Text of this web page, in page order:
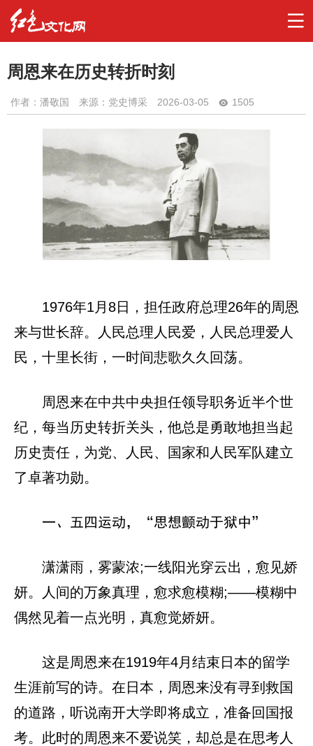
周恩来在历史转折时刻
作者： 潘敬国 来源：党史博采 2026-03-05 1505
1976年1月8日，担任政府总理26年的周恩
来与世长辞。人民总理人民爱，人民总理爱人
民，十里长街，一时间悲歌久久回荡。
周恩来在中共中央担任领导职务近半个世
纪，每当历史转折关头，他总是勇敢地担当起
历史责任，为党、人民、国家和人民军队建立
了卓著功勋。
一、五四运动，“思想颤动于狱中”
潇潇雨，雾蒙浓;一线阳光穿云出，愈见娇
妍。人间的万象真理，愈求愈模糊;——模糊中
偶然见着一点光明，真愈觉娇妍。
这是周恩来在1919年4月结束日本的留学
生涯前写的诗。在日本，周恩来没有寻到救国
的道路，听说南开大学即将成立，准备回国报
考。此时的周恩来不爱说笑，却总是在思考人